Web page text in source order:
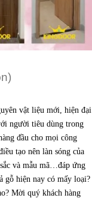
vật liệu mới, hiện đại
người tiêu dùng trong
đầu cho mọi công
tạo nên làn sóng của
và mẫu mã…đáp ứng
gỗ hiện nay có mấy loại?
Mời quý khách hàng